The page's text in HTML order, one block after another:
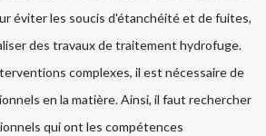
éviter les soucis d'étanchéité et de fuites,
des travaux de traitement hydrofuge.
complexes, il est nécessaire de
en la matière. Ainsi, il faut rechercher
qui ont les compétences